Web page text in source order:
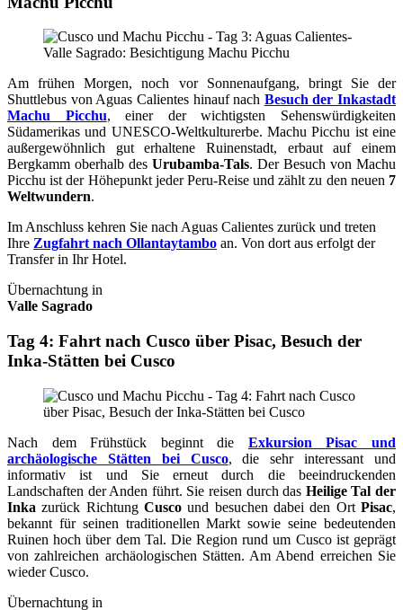
Am frühen Morgen, noch vor Sonnenaufgang, bringt Sie der
Shuttlebus von Aguas Calientes hinauf nach Besuch der Inkastadt
Machu Picchu, einer der wichtigsten Sehenswürdigkeiten
Südamerikas und UNESCO-Weltkulturerbe. Machu Picchu ist eine
außergewöhnlich gut erhaltene Ruinenstadt, erbaut auf einem
Bergkamm oberhalb des Urubamba-Tals. Der Besuch von Machu
Picchu ist der Höhepunkt jeder Peru-Reise und zählt zu den neuen 7
Weltwundern.
Im Anschluss kehren Sie nach Aguas Calientes zurück und treten
Ihre Zugfahrt nach Ollantaytambo an. Von dort aus erfolgt der
Transfer in Ihr Hotel.
Übernachtung in
Valle Sagrado
Tag 4: Fahrt nach Cusco über Pisac, Besuch der
Inka-Stätten bei Cusco
Nach dem Frühstück beginnt die Exkursion Pisac und
archäologische Stätten bei Cusco, die sehr interessant und
informativ ist und Sie erneut durch die beeindruckenden
Landschaften der Anden führt. Sie reisen durch das Heilige Tal der
Inka zurück Richtung Cuscound besuchen dabei den OrtPisac,
bekannt für seinen traditionellen Markt sowie seine bedeutenden
Ruinen hoch über dem Tal. Die Region rund um Cusco ist geprägt
von zahlreichen archäologischen Stätten. Am Abend erreichen Sie
wieder Cusco.
Übernachtung in